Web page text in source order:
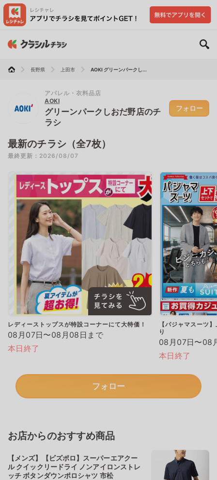
長野県 上田市 AOKI グリーンパークし...
アパレル・衣料品店
AOKI
グリーンパークしおだ野店のチ
ラシ
フォロー
最新のチラシ（全7枚）
最終更新：2026/08/07
レディーストップスが特設コーナーにて大特価！
08月07日〜08月08日まで
本日終了
【パジャマスーツ
り
08月07日〜08
本日終了
フォロー
お店からのおすすめ商品
【メンズ】【ビズポロ】スーパーエアクー
ル クイックリードライ ノンアイロンストレ
ッチ ボタンダウンポロシャツ 市松